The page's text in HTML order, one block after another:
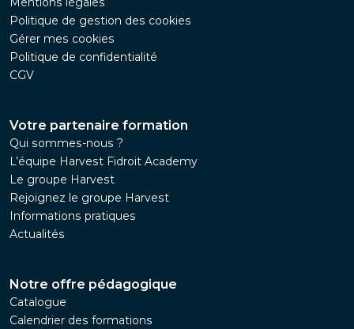
Politique de gestion des cookies
Gérer mes cookies
Politique de confidentialité
CGV
Votre partenaire formation
Qui sommes-nous ?
L’équipe Harvest Fidroit Academy
Le groupe Harvest
Rejoignez le groupe Harvest
Informations pratiques
Actualités
Notre offre pédagogique
Catalogue
Calendrier des formations